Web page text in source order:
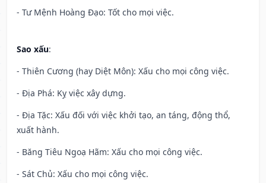
- Tư Mệnh Hoàng Đạo: Tốt cho mọi việc.
Sao xấu:
- Thiên Cương (hay Diệt Môn): Xấu cho mọi công việc.
- Địa Phá: Kỵ việc xây dựng.
- Địa Tặc: Xấu đối với việc khởi tạo, an táng, động thổ,
xuất hành.
- Băng Tiêu Ngoạ Hãm: Xấu cho mọi công việc.
- Sát Chủ: Xấu cho mọi công việc.